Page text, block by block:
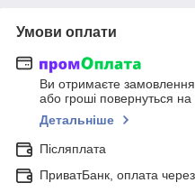
Умови оплати
Ви отримаєте замовлення
або гроші повернуться на
Детальніше
Післяплата
ПриватБанк, оплата